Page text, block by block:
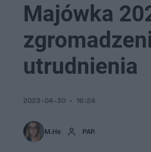
Majówka
utrudnienia
M.He PAP.
2023-04-30 16:24